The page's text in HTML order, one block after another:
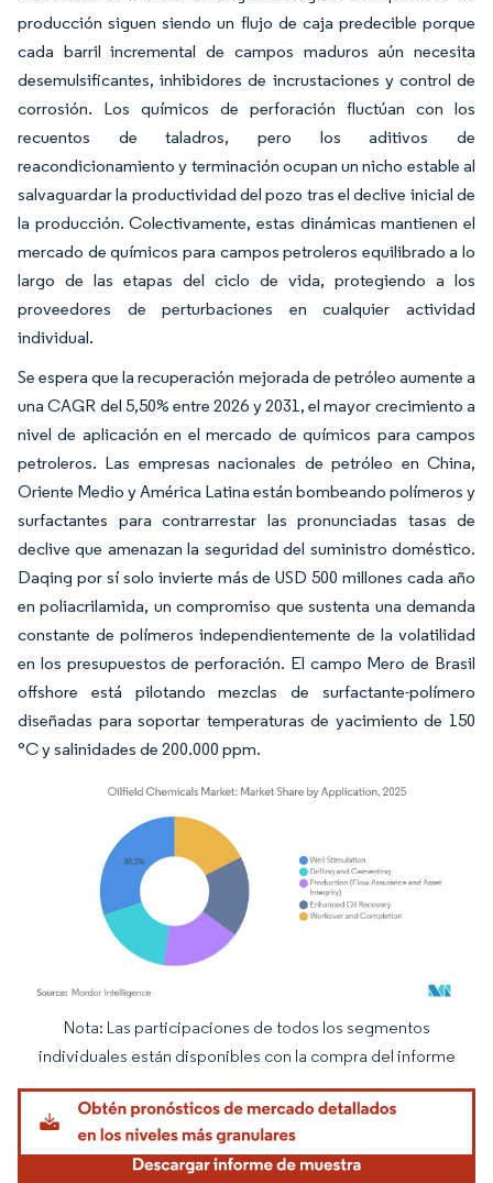
producción siguen siendo un flujo de caja predecible porque
cada barril incremental de campos maduros aún necesita
desemulsificantes, inhibidores de incrustaciones y control de
corrosión. Los químicos de perforación fluctúan con los
recuentos de taladros, pero los aditivos de
reacondicionamiento y terminación ocupan un nicho estable al
salvaguardar la productividad del pozo tras el declive inicial de
la producción. Colectivamente, estas dinámicas mantienen el
mercado de químicos para campos petroleros equilibrado a lo
largo de las etapas del ciclo de vida, protegiendo a los
proveedores de perturbaciones en cualquier actividad
individual.
Se espera que la recuperación mejorada de petróleo aumente a
una CAGR del 5,50% entre 2026 y 2031, el mayor crecimiento a
nivel de aplicación en el mercado de químicos para campos
petroleros. Las empresas nacionales de petróleo en China,
Oriente Medio y América Latina están bombeando polímeros y
surfactantes para contrarrestar las pronunciadas tasas de
declive que amenazan la seguridad del suministro doméstico.
Daqing por sí solo invierte más de USD 500 millones cada año
en poliacrilamida, un compromiso que sustenta una demanda
constante de polímeros independientemente de la volatilidad
en los presupuestos de perforación. El campo Mero de Brasil
offshore está pilotando mezclas de surfactante-polímero
diseñadas para soportar temperaturas de yacimiento de 150
°C y salinidades de 200.000 ppm.
Imagen © Mordor Intelligence. El uso requiere atribución según CC BY 4.0.
Nota: Las participaciones de todos los segmentos
individuales están disponibles con la compra del informe